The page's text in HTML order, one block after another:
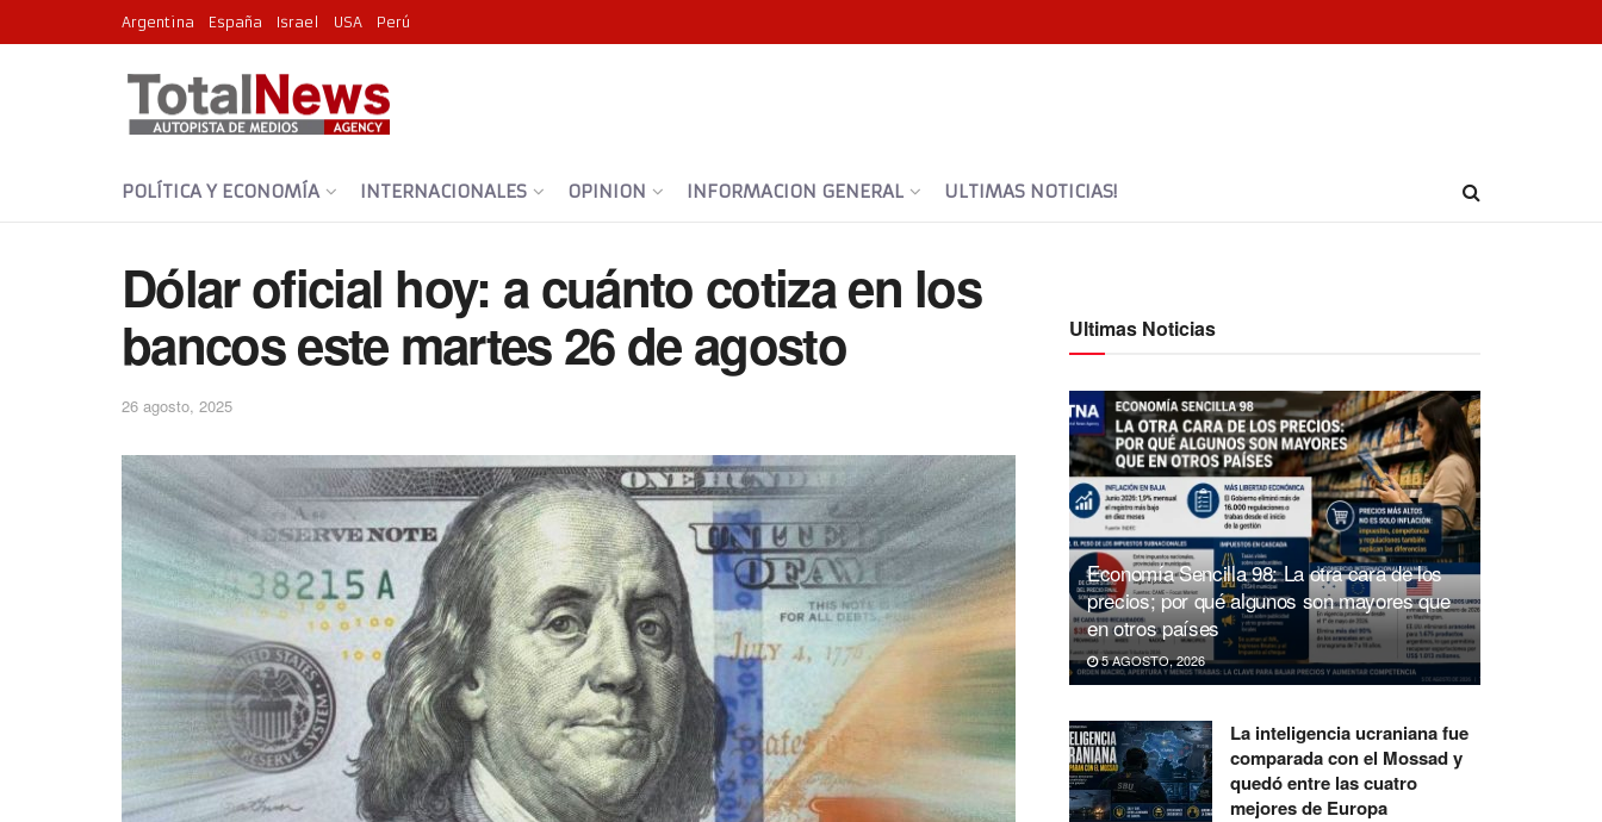
Argentina España Israel USA Perú
POLÍTICA Y ECONOMÍA INTERNACIONALES OPINION INFORMACION GENERAL ULTIMAS NOTICIAS!
Dólar oficial hoy: a cuánto cotiza en los
bancos este martes 26 de agosto
26 agosto, 2025
Ultimas Noticias
Economía Sencilla 98: La otra cara de los
precios; por qué algunos son mayores que
en otros países
5 AGOSTO, 2026
La inteligencia ucraniana fue
comparada con el Mossad y
quedó entre las cuatro
mejores de Europa